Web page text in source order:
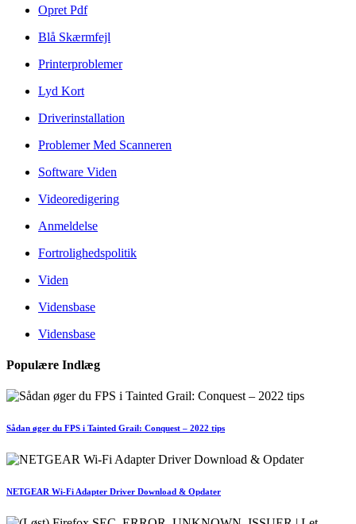
Opret Pdf
Blå Skærmfejl
Printerproblemer
Lyd Kort
Driverinstallation
Problemer Med Scanneren
Software Viden
Videoredigering
Anmeldelse
Fortrolighedspolitik
Viden
Vidensbase
Vidensbase
Populære Indlæg
Sådan øger du FPS i Tainted Grail: Conquest – 2022 tips
NETGEAR Wi-Fi Adapter Driver Download & Opdater